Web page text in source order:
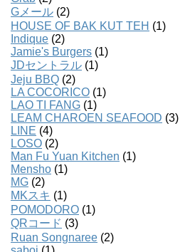
Gメール (2)
HOUSE OF BAK KUT TEH (1)
Indique (2)
Jamie's Burgers (1)
JDセントラル (1)
Jeju BBQ (2)
LA COCORICO (1)
LAO TI FANG (1)
LEAM CHAROEN SEAFOOD (3)
LINE (4)
LOSO (2)
Man Fu Yuan Kitchen (1)
Mensho (1)
MG (2)
MKスキ (1)
POMODORO (1)
QRコード (3)
Ruan Songnaree (2)